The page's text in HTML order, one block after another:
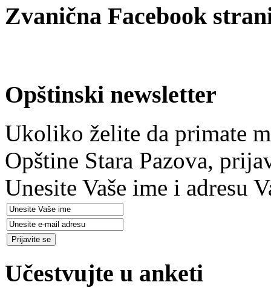
Zvanična Facebook
Opštinski newsletter
Ukoliko želite da primate
Opštine Stara Pazova,
Unesite Vaše ime i adresu
Učestvujte u anketi